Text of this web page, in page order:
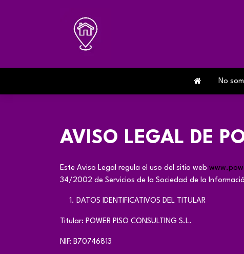
No
AVISO LEGAL DE
Este Aviso Legal regula el uso del sitio web
34/2002 de Servicios de la Sociedad de la
DATOS IDENTIFICATIVOS DEL TITULAR
Titular: POWER PISO CONSULTING S.L.
NIF: B70746813